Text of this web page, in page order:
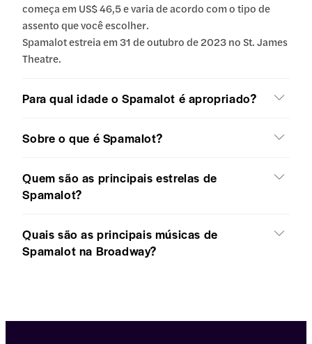
começa em US$ 46,5 e varia de acordo com o tipo de
assento que você escolher.
Spamalot estreia em 31 de outubro de 2023 no St. James
Theatre.
Para qual idade o Spamalot é apropriado?
Sobre o que é Spamalot?
Quem são as principais estrelas de
Spamalot?
Quais são as principais músicas de
Spamalot na Broadway?